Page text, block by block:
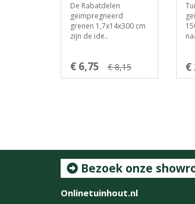
De Rabatdelen
geïmpregneerd
grenen 1,7x14x300 cm
zijn de ide..
€ 6,75 € 8,15 €
Bezoek onze
Onlinetuinhout.nl